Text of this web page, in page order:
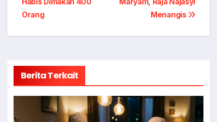
pos
Menangis
Orang
Berita Terkait